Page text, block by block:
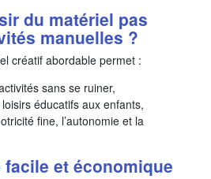
du matériel pas
manuelles ?
créatif abordable permet :
sans se ruiner,
éducatifs aux enfants,
fine, l’autonomie et la
et économique